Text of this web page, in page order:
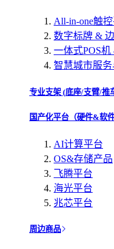
All-in-one触
数字标牌 &
一体式POS
智慧城市服
专业支架 (底座/支臂/推
国产化平台（硬件&软
AI计算平台
OS&存储产品
飞腾平台
海光平台
兆芯平台
周边商品